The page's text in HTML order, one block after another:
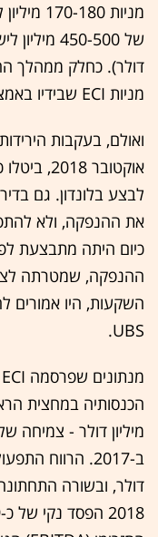
דולר). כחלק ממהלך
מניות ECI שבידיו באמצעות הצעת מכר.
ואולם, בעקבות
אוקטובר
את ההנפקה, ולא
כיום היתה מתבצעת
ההנפקה, שמטרתה
השקעות, היו אמורים
UBS.
דולר, ובשורה